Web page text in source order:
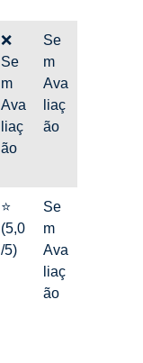
❌
Se
m
Ava
liaç
ão
Se
m
Ava
liaç
ão
⭐
(5,0
/5)
Se
m
Ava
liaç
ão